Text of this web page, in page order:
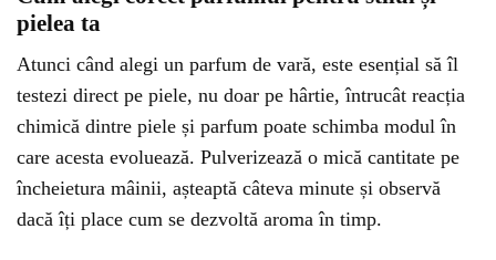
pielea ta
Atunci când alegi un parfum de vară, este esențial să îl
testezi direct pe piele, nu doar pe hârtie, întrucât reacția
chimică dintre piele și parfum poate schimba modul în
care acesta evoluează. Pulverizează o mică cantitate pe
încheietura mâinii, așteaptă câteva minute și observă
dacă îți place cum se dezvoltă aroma în timp.